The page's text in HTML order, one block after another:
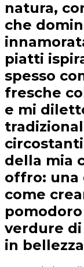
natura,
che
piatti
spesso
fresche
e mi
della mia
offro: una
come
verdure
in